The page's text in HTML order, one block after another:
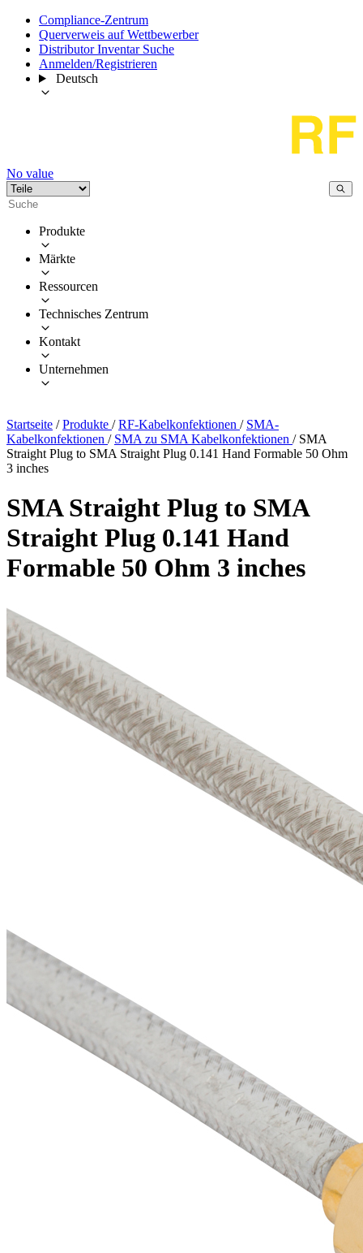
Compliance-Zentrum
Querverweis auf Wettbewerber
Distributor Inventar Suche
Anmelden/Registrieren
Deutsch
No value
Produkte
Märkte
Ressourcen
Technisches Zentrum
Kontakt
Unternehmen
Startseite / Produkte / RF-Kabelkonfektionen / SMA-
Kabelkonfektionen / SMA zu SMA Kabelkonfektionen / SMA
Straight Plug to SMA Straight Plug 0.141 Hand Formable 50 Ohm
3 inches
SMA Straight Plug to SMA
Straight Plug 0.141 Hand
Formable 50 Ohm 3 inches